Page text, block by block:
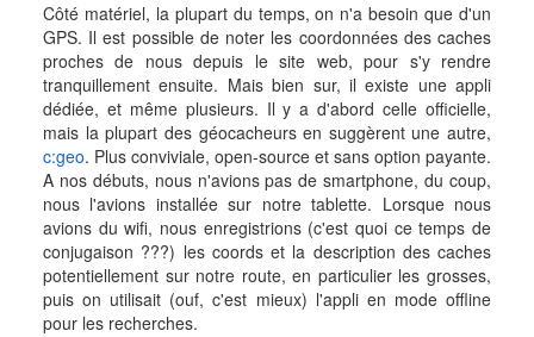
Côté matériel, la plupart du temps, on n'a besoin que d'un
GPS. Il est possible de noter les coordonnées des caches
proches de nous depuis le site web, pour s'y rendre
tranquillement ensuite. Mais bien sur, il existe une appli
dédiée, et même plusieurs. Il y a d'abord celle officielle,
mais la plupart des géocacheurs en suggèrent une autre,
c:geo. Plus conviviale, open-source et sans option payante.
A nos débuts, nous n'avions pas de smartphone, du coup,
nous l'avions installée sur notre tablette. Lorsque nous
avions du wifi, nous enregistrions (c'est quoi ce temps de
conjugaison ???) les coords et la description des caches
potentiellement sur notre route, en particulier les grosses,
puis on utilisait (ouf, c'est mieux) l'appli en mode offline
pour les recherches.